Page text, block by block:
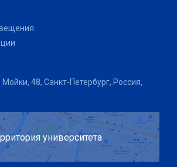
48, Санкт-Петербург, Россия,
университета